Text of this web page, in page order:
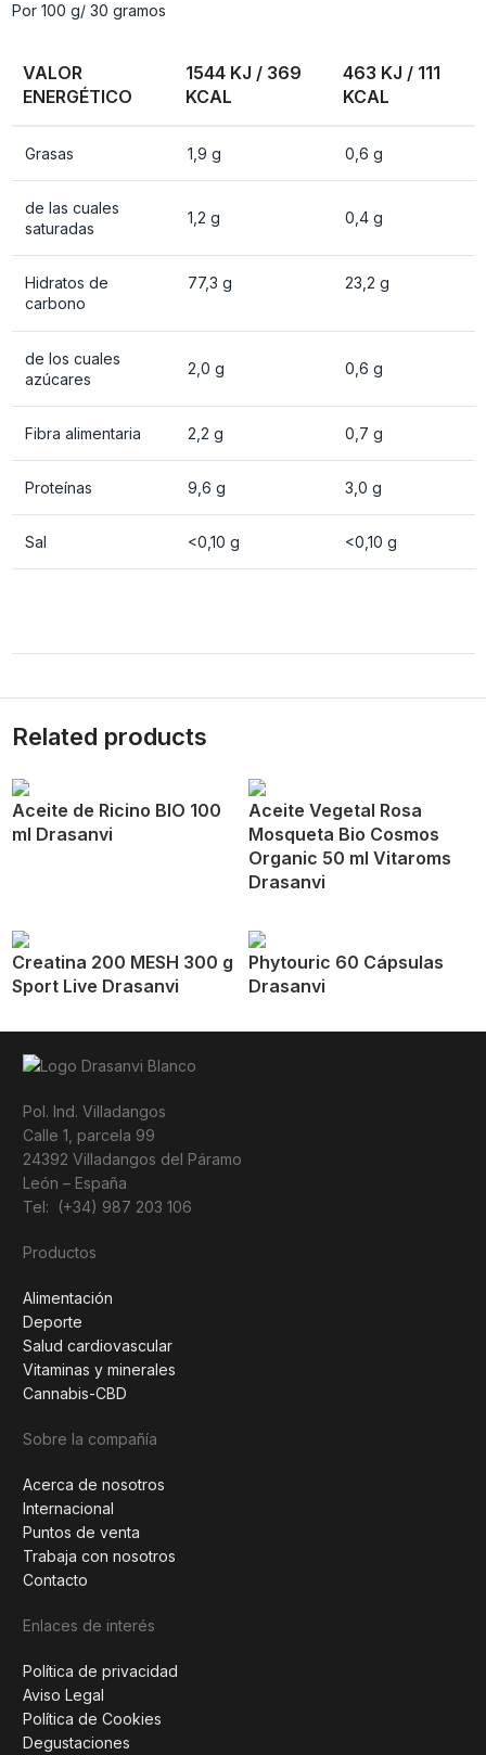
Por 100 g/ 30 gramos
VALOR
ENERGÉTICO
1544 KJ / 369
KCAL
463 KJ / 111
KCAL
Grasas 1,9 g 0,6 g
de las cuales
saturadas
1,2 g 0,4 g
Hidratos de
carbono
77,3 g 23,2 g
de los cuales
azúcares
2,0 g 0,6 g
Fibra alimentaria 2,2 g 0,7 g
Proteínas 9,6 g 3,0 g
Sal <0,10 g <0,10 g
Related products
Aceite de Ricino BIO 100
ml Drasanvi
Aceite Vegetal Rosa
Mosqueta Bio Cosmos
Organic 50 ml Vitaroms
Drasanvi
Creatina 200 MESH 300 g
Sport Live Drasanvi
Phytouric 60 Cápsulas
Drasanvi
Pol. Ind. Villadangos
Calle 1, parcela 99
24392 Villadangos del Páramo
León – España
Tel: (+34) 987 203 106
Productos
Alimentación
Deporte
Salud cardiovascular
Vitaminas y minerales
Cannabis-CBD
Sobre la compañía
Acerca de nosotros
Internacional
Puntos de venta
Trabaja con nosotros
Contacto
Enlaces de interés
Política de privacidad
Aviso Legal
Política de Cookies
Degustaciones